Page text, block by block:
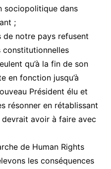
sociopolitique dans
;
de notre pays refusent
constitutionnelles
qu’à la fin de son
en fonction jusqu’à
Président élu et
résonner en rétablissant
devrait avoir à faire avec
de Human Rights
les conséquences